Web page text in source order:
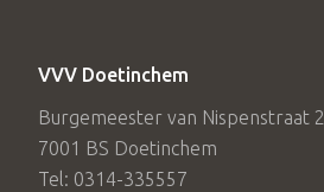
VVV Doetinchem
Burgemeester van Nispenstraat 2
7001 BS Doetinchem
Tel: 0314-335557